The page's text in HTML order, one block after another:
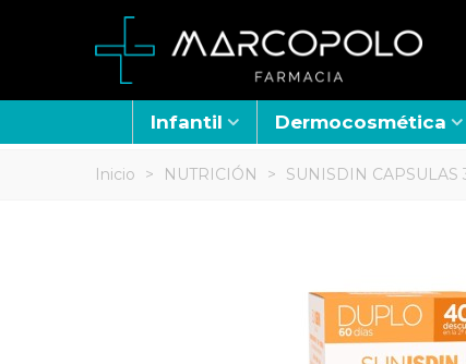
Infantil Dermocosmética
Inicio > NUTRICIÓN > SUNISDIN CAPSULAS